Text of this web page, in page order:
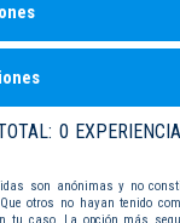
0
son anónimas y no
otros no hayan tenido